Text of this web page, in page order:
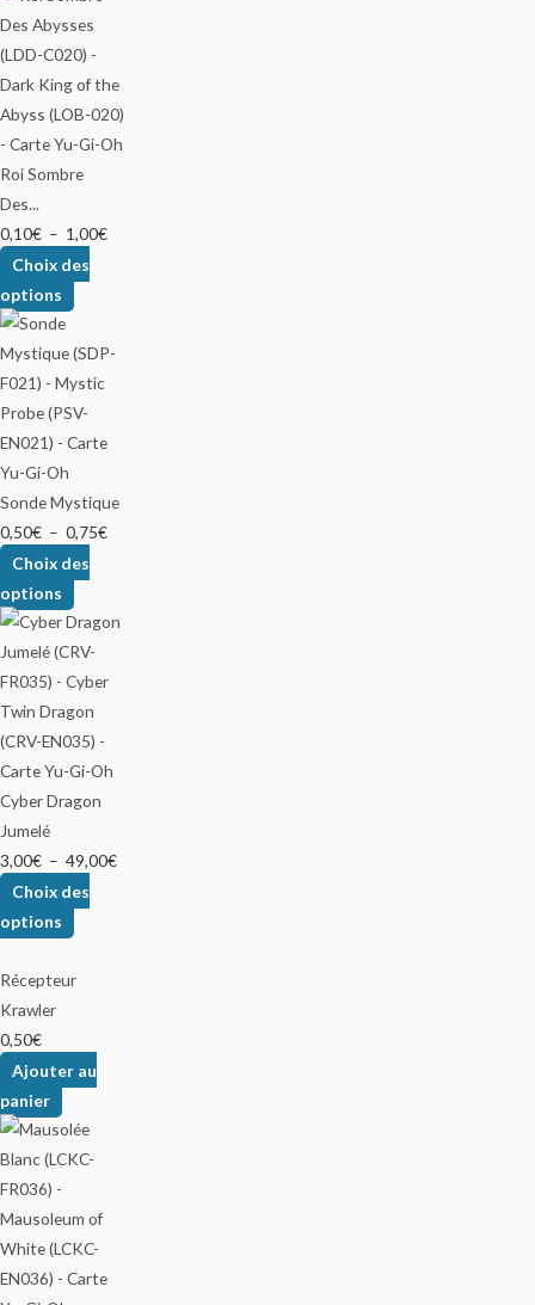
Roi Sombre
Des...
0,10€ – 1,00€
Choix des
options
Sonde Mystique
0,50€ – 0,75€
Choix des
options
Cyber Dragon
Jumelé
3,00€ – 49,00€
Choix des
options
Récepteur
Krawler
0,50€
Ajouter au
panier